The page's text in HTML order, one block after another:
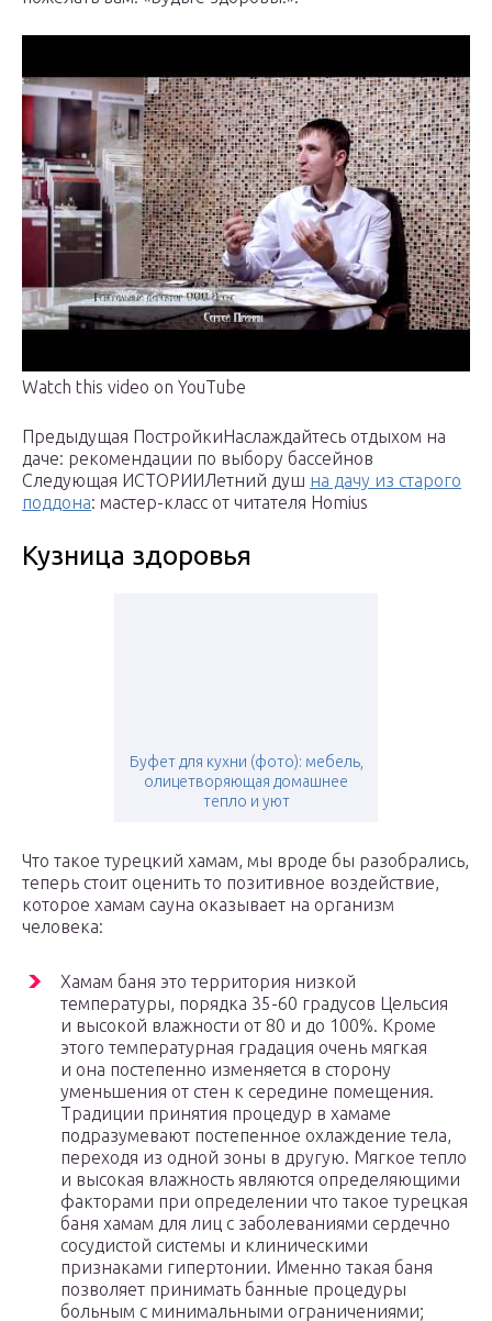
Watch this video on YouTube
Предыдущая ПостройкиНаслаждайтесь отдыхом на
даче: рекомендации по выбору бассейнов
Следующая ИСТОРИИЛетний душ на дачу из старого
поддона: мастер-класс от читателя Homius
Кузница здоровья
Буфет для кухни (фото): мебель,
олицетворяющая домашнее
тепло и уют
Что такое турецкий хамам, мы вроде бы разобрались,
теперь стоит оценить то позитивное воздействие,
которое хамам сауна оказывает на организм
человека:
Хамам баня это территория низкой
температуры, порядка 35-60 градусов Цельсия
и высокой влажности от 80 и до 100%. Кроме
этого температурная градация очень мягкая
и она постепенно изменяется в сторону
уменьшения от стен к середине помещения.
Традиции принятия процедур в хамаме
подразумевают постепенное охлаждение тела,
переходя из одной зоны в другую. Мягкое тепло
и высокая влажность являются определяющими
факторами при определении что такое турецкая
баня хамам для лиц с заболеваниями сердечно
сосудистой системы и клиническими
признаками гипертонии. Именно такая баня
позволяет принимать банные процедуры
больным с минимальными ограничениями;